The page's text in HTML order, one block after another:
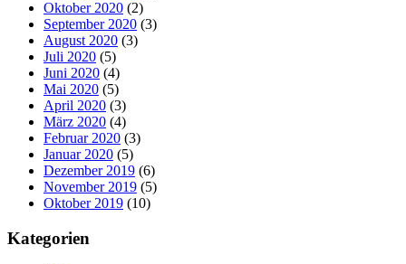
Oktober 2020 (2)
September 2020 (3)
August 2020 (3)
Juli 2020 (5)
Juni 2020 (4)
Mai 2020 (5)
April 2020 (3)
März 2020 (4)
Februar 2020 (3)
Januar 2020 (5)
Dezember 2019 (6)
November 2019 (5)
Oktober 2019 (10)
Kategorien